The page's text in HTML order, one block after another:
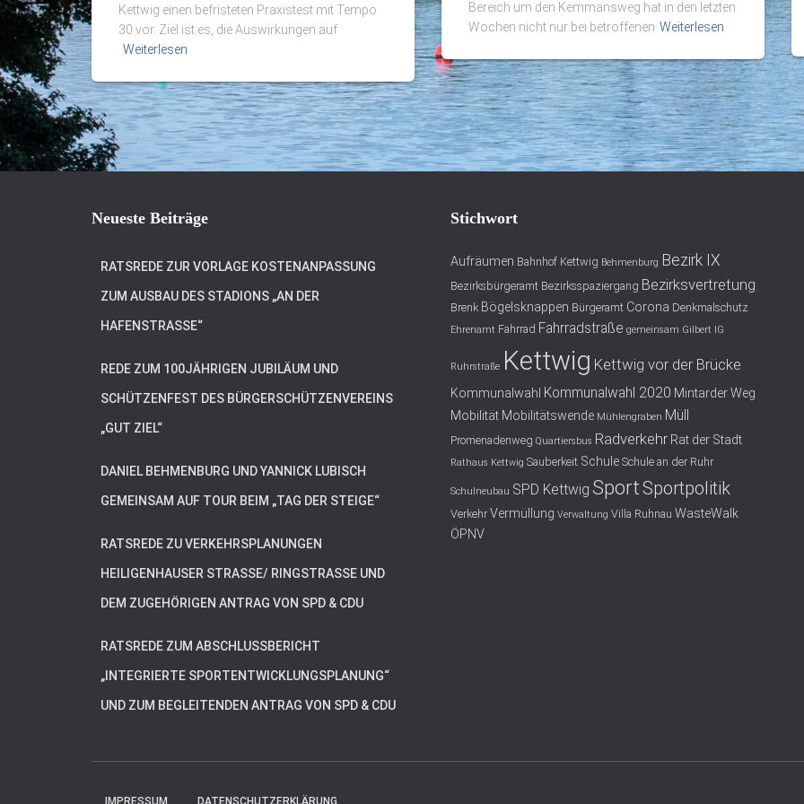
Kettwig einen befristeten Praxistest mit Tempo
30 vor. Ziel ist es, die Auswirkungen auf
Weiterlesen
Bereich um den Kemmansweg hat in den letzten
Wochen nicht nur bei betroffenen Weiterlesen
Neueste Beiträge
RATSREDE ZUR VORLAGE KOSTENANPASSUNG
ZUM AUSBAU DES STADIONS „AN DER
HAFENSTRASSE“
REDE ZUM 100JÄHRIGEN JUBILÄUM UND
SCHÜTZENFEST DES BÜRGERSCHÜTZENVEREINS
„GUT ZIEL“
DANIEL BEHMENBURG UND YANNICK LUBISCH
GEMEINSAM AUF TOUR BEIM „TAG DER STEIGE“
RATSREDE ZU VERKEHRSPLANUNGEN
HEILIGENHAUSER STRASSE/ RINGSTRASSE UND DE
M ZUGEHÖRIGEN ANTRAG VON SPD & CDU
RATSREDE ZUM ABSCHLUSSBERICHT
„INTEGRIERTE SPORTENTWICKLUNGSPLANUNG“
UND ZUM BEGLEITENDEN ANTRAG VON SPD & CDU
Stichwort
Aufräumen Bahnhof Kettwig Behmenburg Bezirk IX
Bezirksbürgeramt Bezirksspaziergang Bezirksvertretung
Brenk Bögelsknappen Bürgeramt Corona Denkmalschutz
Ehrenamt Fahrrad Fahrradstraße gemeinsam Gilbert IG
Ruhrstraße Kettwig Kettwig vor der Brücke
Kommunalwahl Kommunalwahl 2020 Mintarder Weg
Mobilität Mobilitätswende Mühlengraben Müll
Promenadenweg Quartiersbus Radverkehr Rat der Stadt
Rathaus Kettwig Sauberkeit Schule Schule an der Ruhr
Schulneubau SPD Kettwig SportSportpolitik
Verkehr Vermüllung Verwaltung Villa Ruhnau WasteWalk
ÖPNV
IMPRESSUM DATENSCHUTZERKLÄRUNG